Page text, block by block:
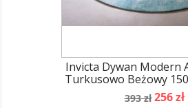
Invicta Dywan Modern
Turkusowo Beżowy
Cena
393 zł Cena
256 zł